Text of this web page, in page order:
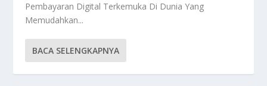
Pembayaran Digital Terkemuka Di Dunia Yang
Memudahkan...
BACA SELENGKAPNYA